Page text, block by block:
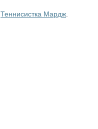
Теннисистка Мардж